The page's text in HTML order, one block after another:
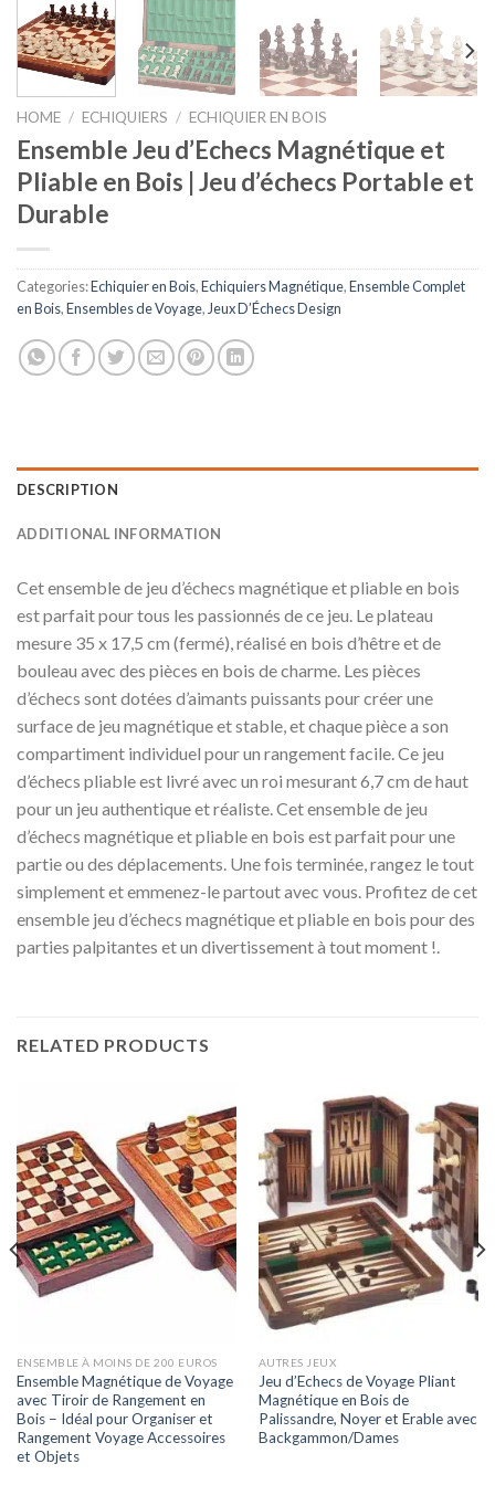
HOME / ECHIQUIERS / ECHIQUIER EN BOIS
Ensemble Jeu d’Echecs Magnétique et
Pliable en Bois | Jeu d’échecs Portable et
Durable
Categories:Echiquier en Bois,Echiquiers Magnétique,Ensemble Complet
en Bois,Ensembles de Voyage, Jeux D’Échecs Design
DESCRIPTION
ADDITIONAL INFORMATION
Cet ensemble de jeu d’échecs magnétique et pliable en bois
est parfait pour tous les passionnés de ce jeu. Le plateau
mesure 35 x 17,5 cm (fermé), réalisé en bois d’hêtre et de
bouleau avec des pièces en bois de charme. Les pièces
d’échecs sont dotées d’aimants puissants pour créer une
surface de jeu magnétique et stable, et chaque pièce a son
compartiment individuel pour un rangement facile. Ce jeu
d’échecs pliable est livré avec un roi mesurant 6,7 cm de haut
pour un jeu authentique et réaliste. Cet ensemble de jeu
d’échecs magnétique et pliable en bois est parfait pour une
partie ou des déplacements. Une fois terminée, rangez le tout
simplement et emmenez-le partout avec vous. Profitez de cet
ensemble jeu d’échecs magnétique et pliable en bois pour des
parties palpitantes et un divertissement à tout moment !.
RELATED PRODUCTS
ENSEMBLE À MOINS DE 200 EUROS
Ensemble Magnétique de Voyage
avec Tiroir de Rangement en
Bois – Idéal pour Organiser et
Rangement Voyage Accessoires
et Objets
AUTRES JEUX
Jeu d’Echecs de Voyage Pliant
Magnétique en Bois de
Palissandre, Noyer et Erable avec
Backgammon/Dames